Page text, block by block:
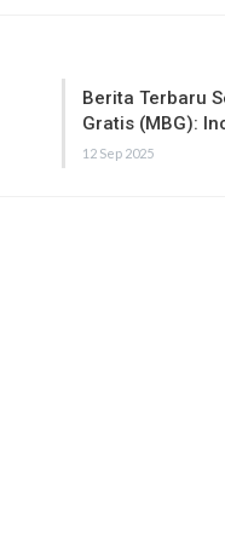
Berita Terbaru
Gratis (MBG):
12 Sep 2025